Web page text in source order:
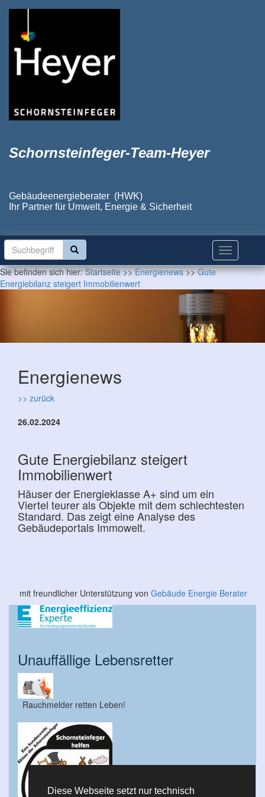
Diese Webseite setzt nur technisch
Schornsteinfeger-Team-Heyer
Gebäudeenergieberater (HWK)
Ihr Partner für Umwelt, Energie & Sicherheit
Sie befinden sich hier:Startseite>>Energienews>>Gute
Energiebilanz steigert Immobilienwert
Energienews
>> zurück
26.02.2024
Gute Energiebilanz steigert
Immobilienwert
Häuser der Energieklasse A+ sind um ein
Viertel teurer als Objekte mit dem schlechtesten
Standard. Das zeigt eine Analyse des
Gebäudeportals Immowelt.
mit freundlicher Unterstützung von Gebäude Energie Berater
Unauffällige Lebensretter
Rauchmelder retten Leben!